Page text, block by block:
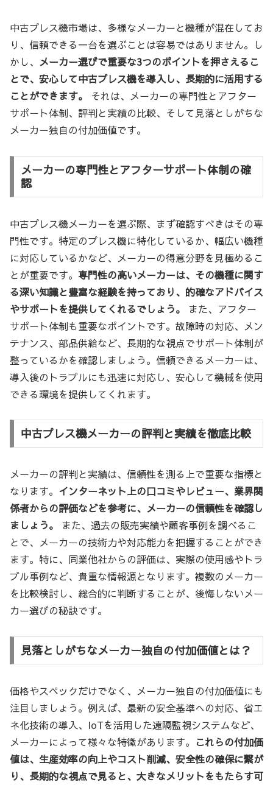
中古プレス機市場は、多様なメーカーと機種が混在してお
り、信頼できる一台を選ぶことは容易ではありません。し
かし、 メーカー選びで重要な3つのポイントを押さえるこ
とで、安心して中古プレス機を導入し、長期的に活用する
ことができます。
それは、メーカーの専門性とアフター
サポート体制、評判と実績の比較、そして見落としがちな
メーカー独自の付加価値です。
メーカーの専門性とアフターサポート体制の確
認
中古プレス機メーカーを選ぶ際、まず確認すべきはその専
門性です。特定のプレス機に特化しているか、幅広い機種
に対応しているかなど、メーカーの得意分野を見極めるこ
とが重要です。 専門性の高いメーカーは、その機種に関す
る深い知識と豊富な経験を持っており、的確なアドバイス
やサポートを提供してくれるでしょう。
また、アフター
サポート体制も重要なポイントです。故障時の対応、メン
テナンス、部品供給など、長期的な視点でサポート体制が
整っているかを確認しましょう。信頼できるメーカーは、
導入後のトラブルにも迅速に対応し、安心して機械を使用
できる環境を提供してくれます。
中古プレス機メーカーの評判と実績を徹底比較
メーカーの評判と実績は、信頼性を測る上で重要な指標と
なります。 インターネット上の口コミやレビュー、業界関
係者からの評価などを参考に、メーカーの信頼性を確認し
ましょう。
また、過去の販売実績や顧客事例を調べるこ
とで、メーカーの技術力や対応能力を把握することができ
ます。特に、同業他社からの評価は、実際の使用感やトラ
ブル事例など、貴重な情報源となります。複数のメーカー
を比較検討し、総合的に判断することが、後悔しないメー
カー選びの秘訣です。
見落としがちなメーカー独自の付加価値とは？
価格やスペックだけでなく、メーカー独自の付加価値にも
注目しましょう。例えば、最新の安全基準への対応、省エ
ネ化技術の導入、IoTを活用した遠隔監視システムなど、
メーカーによって様々な特徴があります。 これらの付加価
値は、生産効率の向上やコスト削減、安全性の確保に繋が
り、長期的な視点で見ると、大きなメリットをもたらす可